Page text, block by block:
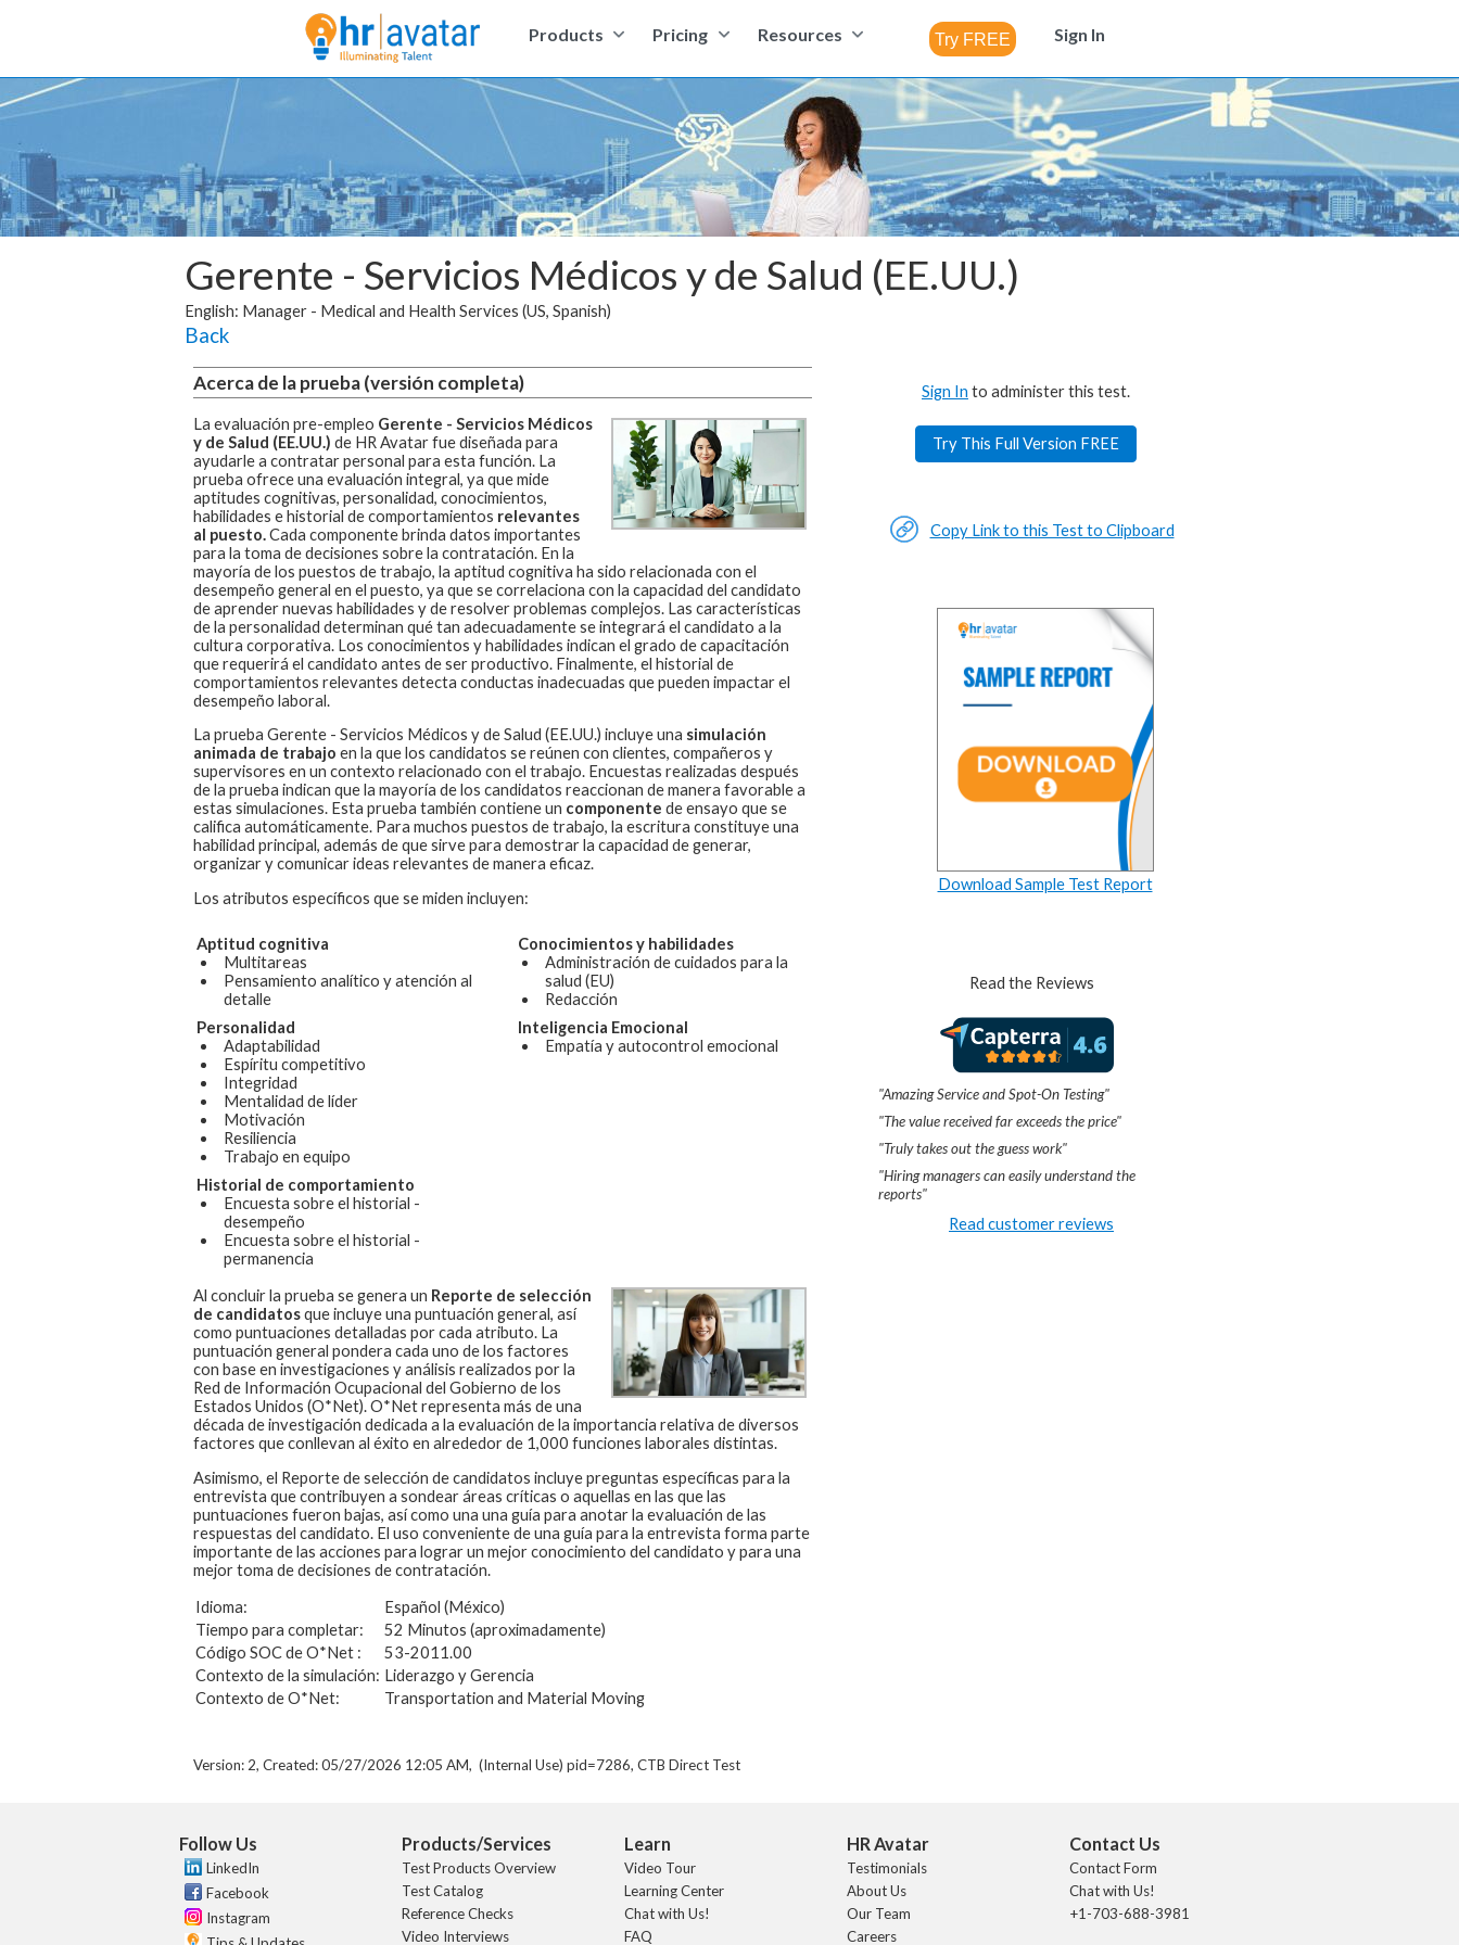
Products Pricing Resources Sign In
Gerente - Servicios Médicos y de Salud (EE.UU.)
English: Manager - Medical and Health Services (US, Spanish)
Back
Acerca de la prueba (versión completa)
La evaluación pre-empleo Gerente - Servicios Médicos
y de Salud (EE.UU.) de HR Avatar fue diseñada para
ayudarle a contratar personal para esta función. La
prueba ofrece una evaluación integral, ya que mide
aptitudes cognitivas, personalidad, conocimientos,
habilidades e historial de comportamientos relevantes
al puesto.Cada componente brinda datos importantes
para la toma de decisiones sobre la contratación. En la
mayoría de los puestos de trabajo, la aptitud cognitiva ha sido relacionada con el
desempeño general en el puesto, ya que se correlaciona con la capacidad del candidato
de aprender nuevas habilidades y de resolver problemas complejos. Las características
de la personalidad determinan qué tan adecuadamente se integrará el candidato a la
cultura corporativa. Los conocimientos y habilidades indican el grado de capacitación
que requerirá el candidato antes de ser productivo. Finalmente, el historial de
comportamientos relevantes detecta conductas inadecuadas que pueden impactar el
desempeño laboral.
La prueba Gerente - Servicios Médicos y de Salud (EE.UU.) incluye una simulación
animada de trabajo en la que los candidatos se reúnen con clientes, compañeros y
supervisores en un contexto relacionado con el trabajo. Encuestas realizadas después
de la prueba indican que la mayoría de los candidatos reaccionan de manera favorable a
estas simulaciones. Esta prueba también contiene un componente de ensayo que se
califica automáticamente. Para muchos puestos de trabajo, la escritura constituye una
habilidad principal, además de que sirve para demostrar la capacidad de generar,
organizar y comunicar ideas relevantes de manera eficaz.
Los atributos específicos que se miden incluyen:
Aptitud cognitiva
Multitareas
Pensamiento analítico y atención al
detalle
Conocimientos y habilidades
Administración de cuidados para la
salud (EU)
Redacción
Personalidad
Adaptabilidad
Espíritu competitivo
Integridad
Mentalidad de líder
Motivación
Resiliencia
Trabajo en equipo
Inteligencia Emocional
Empatía y autocontrol emocional
Historial de comportamiento
Encuesta sobre el historial -
desempeño
Encuesta sobre el historial -
permanencia
Al concluir la prueba se genera un Reporte de selección
de candidatosque incluye una puntuación general, así
como puntuaciones detalladas por cada atributo. La
puntuación general pondera cada uno de los factores
con base en investigaciones y análisis realizados por la
Red de Información Ocupacional del Gobierno de los
Estados Unidos (O*Net). O*Net representa más de una
década de investigación dedicada a la evaluación de la importancia relativa de diversos
factores que conllevan al éxito en alrededor de 1,000 funciones laborales distintas.
Asimismo, el Reporte de selección de candidatos incluye preguntas específicas para la
entrevista que contribuyen a sondear áreas críticas o aquellas en las que las
puntuaciones fueron bajas, así como una una guía para anotar la evaluación de las
respuestas del candidato. El uso conveniente de una guía para la entrevista forma parte
importante de las acciones para lograr un mejor conocimiento del candidato y para una
mejor toma de decisiones de contratación.
Idioma:
Español (México)
Tiempo para completar:
52 Minutos (aproximadamente)
Código SOC de O*Net :
53-2011.00
Contexto de la simulación: Liderazgo y Gerencia
Contexto de O*Net:
Transportation and Material Moving
Version: 2, Created: 05/27/2026 12:05 AM, (Internal Use) pid=7286, CTB Direct Test
Sign In to administer this test.
Try This Full Version FREE
Copy Link to this Test to Clipboard
Download Sample Test Report
Read the Reviews
"Amazing Service and Spot-On Testing"
"The value received far exceeds the price"
"Truly takes out the guess work"
"Hiring managers can easily understand the
reports"
Read customer reviews
Follow Us
LinkedIn
Facebook
Instagram
Products/Services
Test Products Overview
Test Catalog
Reference Checks
Video Interviews
Learn
Video Tour
Learning Center
Chat with Us!
FAQ
HR Avatar
Testimonials
About Us
Our Team
Careers
Contact Us
Contact Form
Chat with Us!
+1-703-688-3981